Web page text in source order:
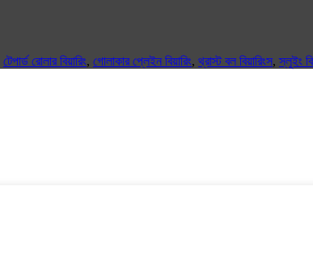
টেপার্ড রোলার বিয়ারিং, গোলাকার প্লেইন বিয়ারিং, থ্রাস্ট বল বিয়ারিংস,স্লুইং